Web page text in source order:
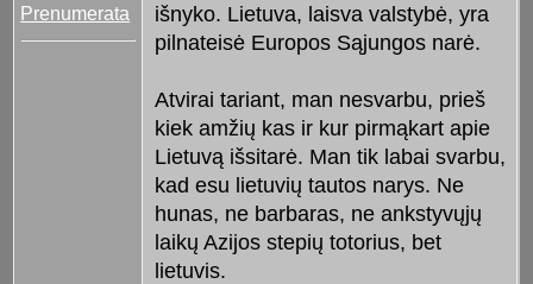
Prenumerata
išnyko. Lietuva, laisva valstybė, yra
pilnateisė Europos Sąjungos narė.
Atvirai tariant, man nesvarbu, prieš
kiek amžių kas ir kur pirmąkart apie
Lietuvą išsitarė. Man tik labai svarbu,
kad esu lietuvių tautos narys. Ne
hunas, ne barbaras, ne ankstyvųjų
laikų Azijos stepių totorius, bet
lietuvis.